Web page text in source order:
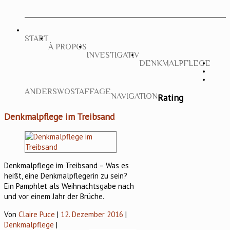
START
À PROPOS
INVESTIGATIV
DENKMALPFLEGE
ANDERSWOSTAFFAGENAVIGATIONRating
Denkmalpflege im Treibsand
Denkmalpflege im Treibsand – Was es
heißt, eine Denkmalpflegerin zu sein?
Ein Pamphlet als Weihnachtsgabe nach
und vor einem Jahr der Brüche.
Von Claire Puce | 12. Dezember 2016 |
Denkmalpflege |